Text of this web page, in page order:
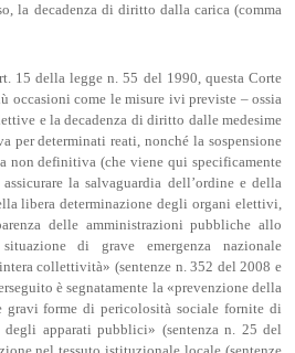
la decadenza di diritto dalla carica (comma
15 della legge n. 55 del 1990, questa Corte
occasioni come le misure ivi previste – ossia
e la decadenza di diritto dalle medesime
per determinati reati, nonché la sospensione
non definitiva (che viene qui specificamente
la salvaguardia dell’ordine e della
libera determinazione degli organi elettivi,
delle amministrazioni pubbliche allo
di grave emergenza nazionale
collettività» (sentenze n. 352 del 2008 e
è segnatamente la «prevenzione della
gravi forme di pericolosità sociale fornite di
apparati pubblici» (sentenza n. 25 del